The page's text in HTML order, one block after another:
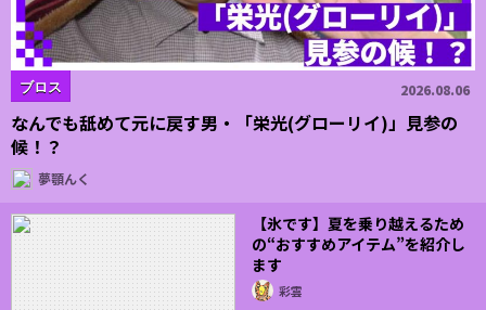
ブロス 2026.08.06
なんでも舐めて元に戻す男・「栄光(グローリイ)」見参の
候！？
夢顎んく
【氷です】夏を乗り越えるため
の“おすすめアイテム”を紹介し
ます
彩雲